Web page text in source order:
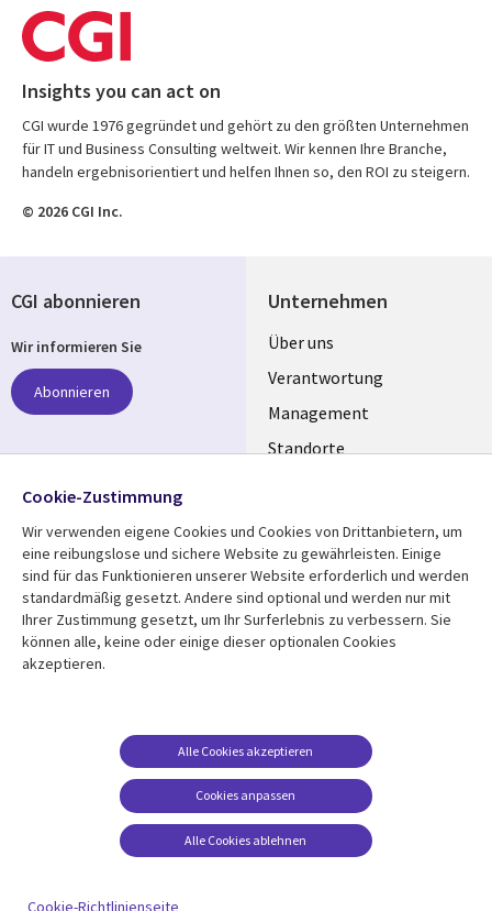
Insights you can act on
CGI wurde 1976 gegründet und gehört zu den größten Unternehmen
für IT und Business Consulting weltweit. Wir kennen Ihre Branche,
handeln ergebnisorientiert und helfen Ihnen so, den ROI zu steigern.
© 2026 CGI Inc.
Unternehmen
Useful
links
GERMANY
Über uns
Verantwortung
Management
Standorte
Mediathek
Library
GERMANY
Aktuelles
Rechtliches
Beschwerden/Hinweise
Compliance
Datenschutz
Impressum
CGI abonnieren
Wir informieren Sie
Abonnieren
Folgen Sie uns
Social
Media
GERMANY
Cookie-Zustimmung
Wir verwenden eigene Cookies und Cookies von Drittanbietern, um
eine reibungslose und sichere Website zu gewährleisten. Einige
sind für das Funktionieren unserer Website erforderlich und werden
standardmäßig gesetzt. Andere sind optional und werden nur mit
Ihrer Zustimmung gesetzt, um Ihr Surferlebnis zu verbessern. Sie
können alle, keine oder einige dieser optionalen Cookies
akzeptieren.
Cookies anpassen
Alle Cookies akzeptieren
Alle Cookies ablehnen
Cookie-Richtlinienseite